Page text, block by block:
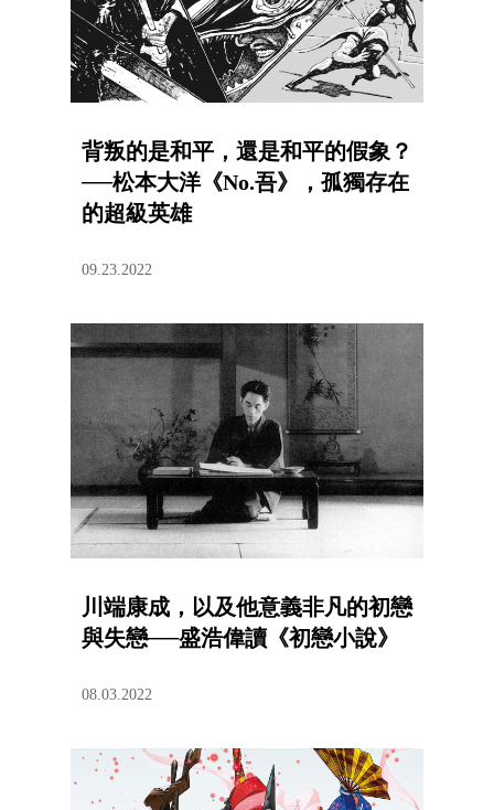
背叛的是和平，還是和平的假象？
──松本大洋《No.吾》，孤獨存在
的超級英雄
09.23.2022
川端康成，以及他意義非凡的初戀
與失戀──盛浩偉讀《初戀小說》
08.03.2022